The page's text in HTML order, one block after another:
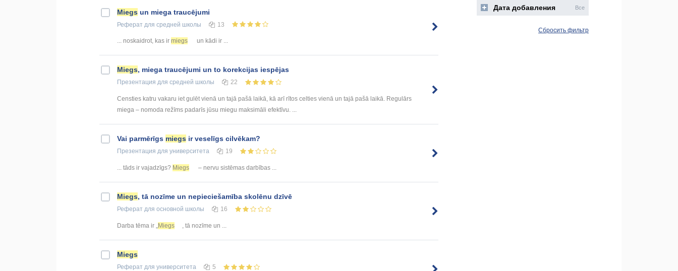
Miegs un miega traucējumi
Реферат для средней школы 13
... noskaidrot, kas ir miegs un kādi ir ...
Miegs, miega traucējumi un to korekcijas iespējas
Презентация для средней школы 22
Censties katru vakaru iet gulēt vienā un tajā pašā laikā, kā arī rītos celties vienā un tajā pašā laikā. Regulārs
miega – nomoda režīms padarīs jūsu miegu maksimāli efektīvu. ...
Vai parmērīgs miegs ir veselīgs cilvēkam?
Презентация для университета 19
... tāds ir vajadzīgs? Miegs – nervu sistēmas darbības ...
Miegs, tā nozīme un nepieciešamība skolēnu dzīvē
Реферат для основной школы 16
Darba tēma ir „Miegs , tā nozīme un ...
Miegs
Реферат для университета 5
Дата добавления Все
Сбросить фильтр